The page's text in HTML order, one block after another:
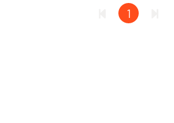
1